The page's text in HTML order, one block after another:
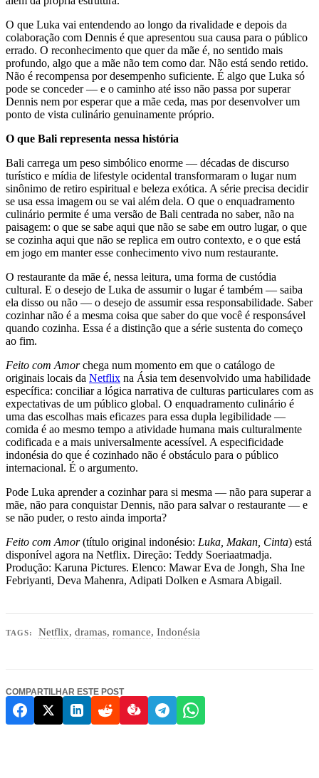
O que Luka vai entendendo ao longo da rivalidade e depois da
colaboração com Dennis é que apresentou sua causa para o público
errado. O reconhecimento que quer da mãe é, no sentido mais
profundo, algo que a mãe não tem como dar. Não está sendo retido.
Não é recompensa por desempenho suficiente. É algo que Luka só
pode se conceder — e o caminho até isso não passa por superar
Dennis nem por esperar que a mãe ceda, mas por desenvolver um
ponto de vista culinário genuinamente próprio.
O que Bali representa nessa história
Bali carrega um peso simbólico enorme — décadas de discurso
turístico e mídia de lifestyle ocidental transformaram o lugar num
sinônimo de retiro espiritual e beleza exótica. A série precisa decidir
se usa essa imagem ou se vai além dela. O que o enquadramento
culinário permite é uma versão de Bali centrada no saber, não na
paisagem: o que se sabe aqui que não se sabe em outro lugar, o que
se cozinha aqui que não se replica em outro contexto, e o que está
em jogo em manter esse conhecimento vivo num restaurante.
O restaurante da mãe é, nessa leitura, uma forma de custódia
cultural. E o desejo de Luka de assumir o lugar é também — saiba
ela disso ou não — o desejo de assumir essa responsabilidade. Saber
cozinhar não é a mesma coisa que saber do que você é responsável
quando cozinha. Essa é a distinção que a série sustenta do começo
ao fim.
Feito com Amorchega num momento em que o catálogo de
originais locais da Netflix na Ásia tem desenvolvido uma habilidade
específica: conciliar a lógica narrativa de culturas particulares com as
expectativas de um público global. O enquadramento culinário é
uma das escolhas mais eficazes para essa dupla legibilidade —
comida é ao mesmo tempo a atividade humana mais culturalmente
codificada e a mais universalmente acessível. A especificidade
indonésia do que é cozinhado não é obstáculo para o público
internacional. É o argumento.
Pode Luka aprender a cozinhar para si mesma — não para superar a
mãe, não para conquistar Dennis, não para salvar o restaurante — e
se não puder, o resto ainda importa?
Feito com Amor(título original indonésio: Luka, Makan, Cinta) está
disponível agora na Netflix. Direção: Teddy Soeriaatmadja.
Produção: Karuna Pictures. Elenco: Mawar Eva de Jongh, Sha Ine
Febriyanti, Deva Mahenra, Adipati Dolken e Asmara Abigail.
TAGS: Netflix,dramas,romance,Indonésia
COMPARTILHAR ESTE POST